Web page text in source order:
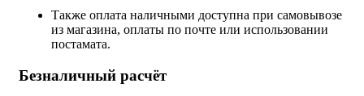
Также оплата наличными доступна при самовывозе
из магазина, оплаты по почте или использовании
постамата.
Безналичный расчёт